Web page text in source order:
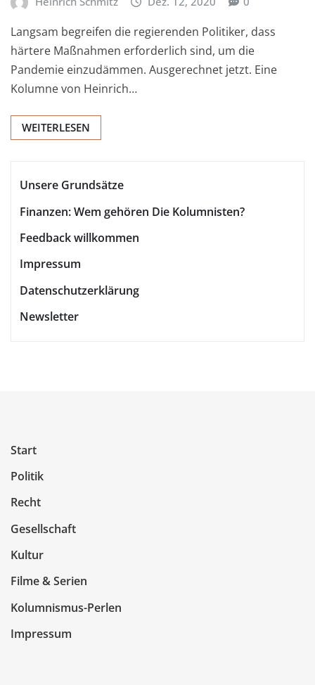
Langsam begreifen die regierenden Politiker, dass
härtere Maßnahmen erforderlich sind, um die
Pandemie einzudämmen. Ausgerechnet jetzt. Eine
Kolumne von Heinrich…
WEITERLESEN
Unsere Grundsätze
Finanzen: Wem gehören Die Kolumnisten?
Feedback willkommen
Impressum
Datenschutzerklärung
Newsletter
Start
Politik
Recht
Gesellschaft
Kultur
Filme & Serien
Kolumnismus-Perlen
Impressum